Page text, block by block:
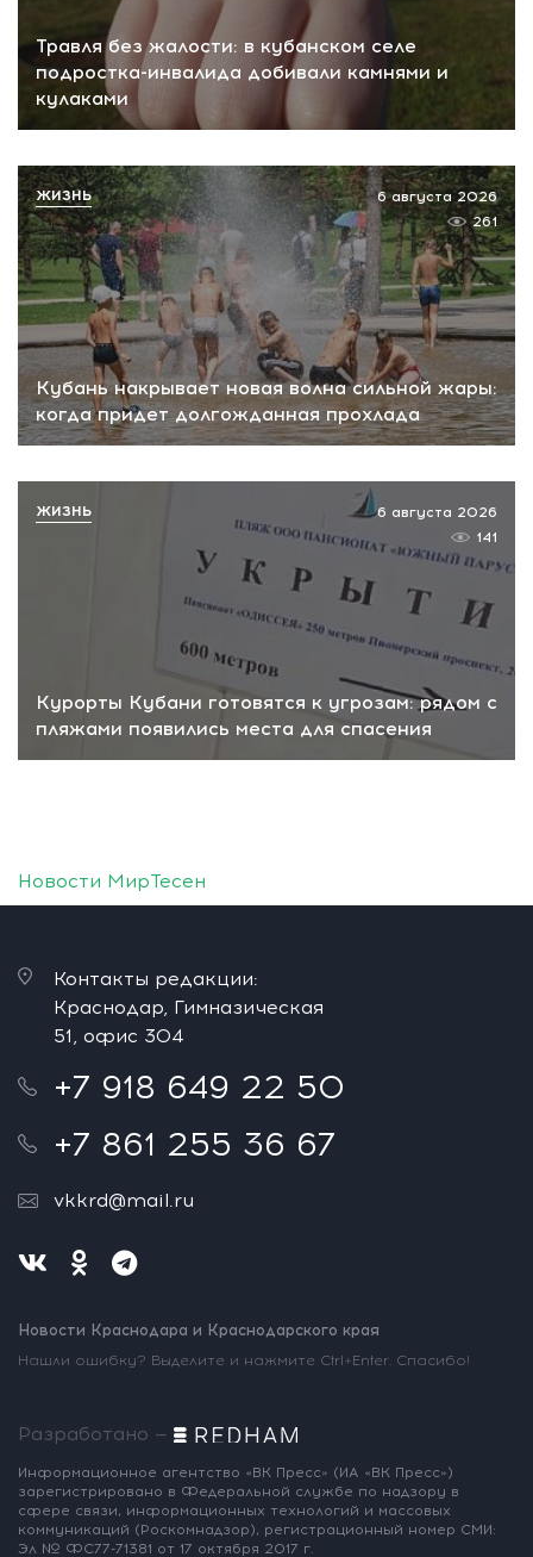
Травля без жалости: в кубанском селе
подростка-инвалида добивали камнями и
кулаками
Кубань накрывает новая волна сильной жары:
когда придет долгожданная прохлада
6 августа 2026
261
ЖИЗНЬ
Курорты Кубани готовятся к угрозам: рядом с
пляжами появились места для спасения
6 августа 2026
141
ЖИЗНЬ
Новости МирТесен
Контакты редакции:
Краснодар, Гимназическая
51, офис 304
+7 918 649 22 50
+7 861 255 36 67
vkkrd@mail.ru
Новости Краснодара и Краснодарского края
Нашли ошибку? Выделите и нажмите Ctrl+Enter. Спасибо!
Разработано —
Информационное агентство «ВК Пресс» (ИА «ВК Пресс»)
зарегистрировано в Федеральной службе по надзору в
сфере связи, информационных технологий и массовых
коммуникаций (Роскомнадзор), регистрационный номер СМИ:
Эл № ФС77-71381 от 17 октября 2017 г.